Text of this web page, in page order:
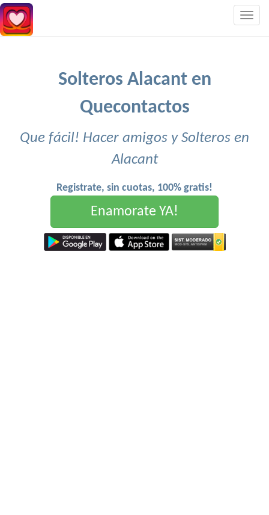
Solteros Alacant en
Quecontactos
Que fácil! Hacer amigos y Solteros en
Alacant
Registrate, sin cuotas, 100% gratis!
Enamorate YA!